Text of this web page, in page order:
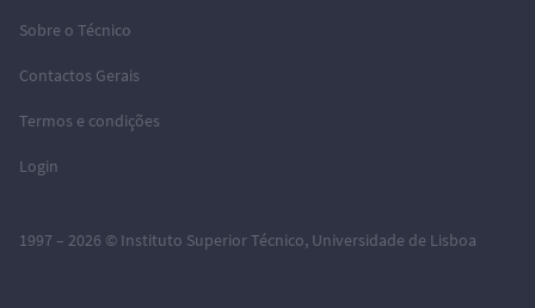
Sobre o Técnico
Contactos Gerais
Termos e condições
Login
1997 – 2026 © Instituto Superior Técnico, Universidade de Lisboa